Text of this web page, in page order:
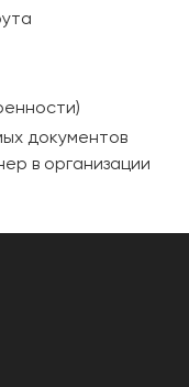
документов
в организации